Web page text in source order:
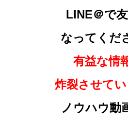
LINE＠で
なってくだ
有益な情
炸裂させてい
ノウハウ動